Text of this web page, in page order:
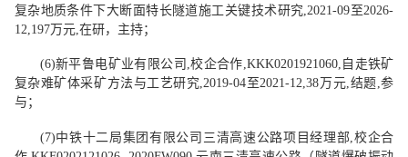
复杂地质条件下大断面特长隧道施工关键技术研究 ,2021-09至2026-
12,197万元, 在研， 主持；
(6)新平鲁电矿业有限公司 ,校企合作,KKK0201921060, 自走铁矿
复杂难矿体采矿方法与工艺研究,2019-04至2021-12,38 万元,结题,参
与 ；
(7)中铁十二局集团有限公司三清高速公路项目经理部,校企合